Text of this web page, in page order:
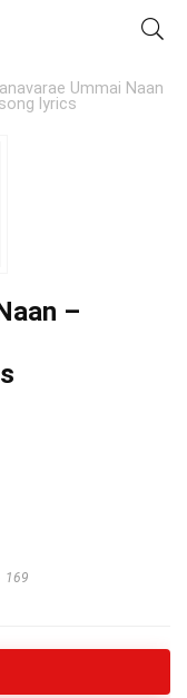
Ummai Naan
lyrics
–
169